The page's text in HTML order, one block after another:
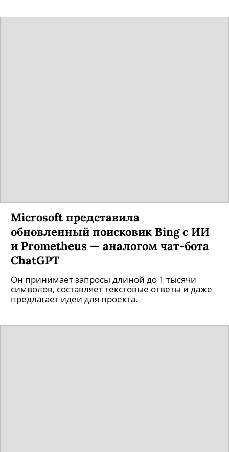
Microsoft представила
обновленный поисковик Bing с ИИ
и Prometheus — аналогом чат-бота
ChatGPT
Он принимает запросы длиной до 1 тысячи
символов, составляет текстовые ответы и даже
предлагает идеи для проекта.